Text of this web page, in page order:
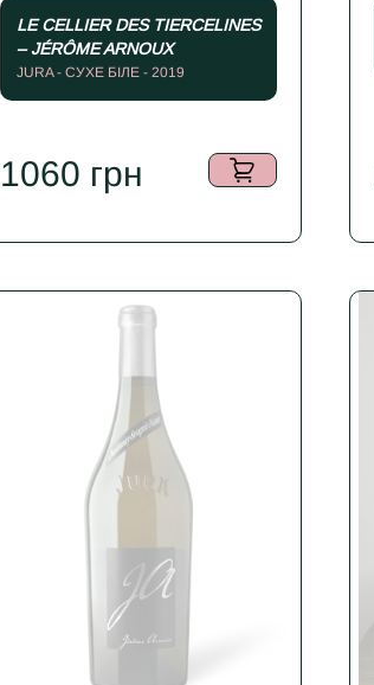
LE CELLIER DES TIERCELINES
– JÉRÔME ARNOUX
JURA - СУХЕ БІЛЕ - 2019
1060 грн